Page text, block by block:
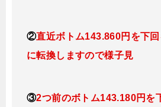
②直近ボトム143.860円を下
に転換しますので様子見
③2つ前のボトム143.180円を